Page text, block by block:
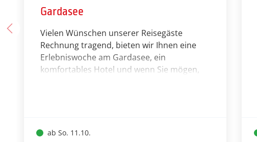
Gardasee
Vielen Wünschen unserer Reisegäste
Rechnung tragend, bieten wir Ihnen eine
Erlebniswoche am Gardasee, ein
komfortables Hotel und wenn Sie mögen,
ab So. 11.10.